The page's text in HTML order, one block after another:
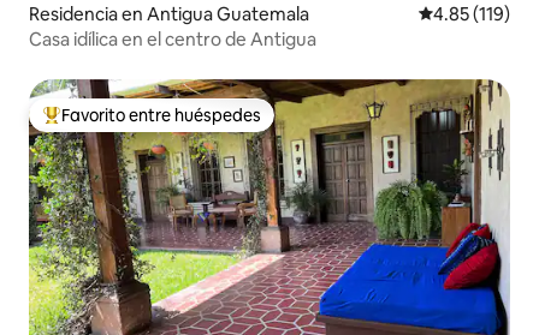
Residencia en Antigua Guatemala Calificación
4.85 (119)
Casa idílica en el centro de Antigua
De los mejores en Favorito entre huéspedes
Favorito entre huéspedes